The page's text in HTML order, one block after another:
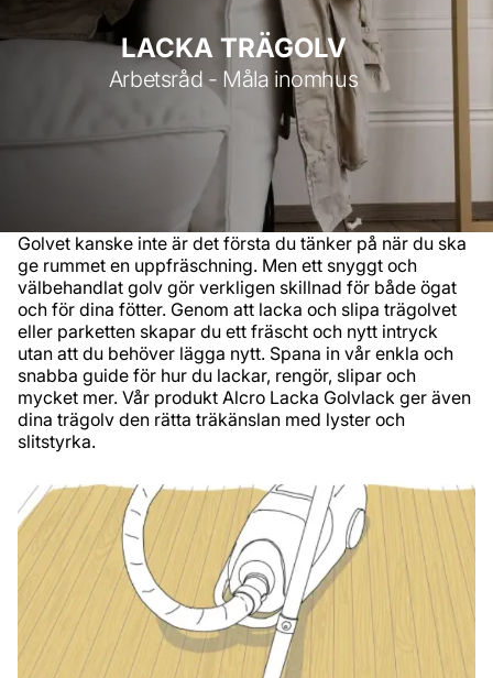
LACKA TRÄGOLV
Arbetsråd - Måla inomhus
Golvet kanske inte är det första du tänker på när du ska
ge rummet en uppfräschning. Men ett snyggt och
välbehandlat golv gör verkligen skillnad för både ögat
och för dina fötter. Genom att lacka och slipa trägolvet
eller parketten skapar du ett fräscht och nytt intryck
utan att du behöver lägga nytt. Spana in vår enkla och
snabba guide för hur du lackar, rengör, slipar och
mycket mer. Vår produkt Alcro Lacka Golvlack ger även
dina trägolv den rätta träkänslan med lyster och
slitstyrka.